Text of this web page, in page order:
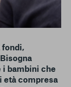
fondi,
bambini che
età compresa